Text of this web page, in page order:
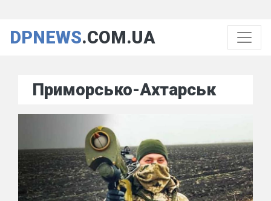
DPNEWS.COM.UA
Приморсько-Ахтарськ